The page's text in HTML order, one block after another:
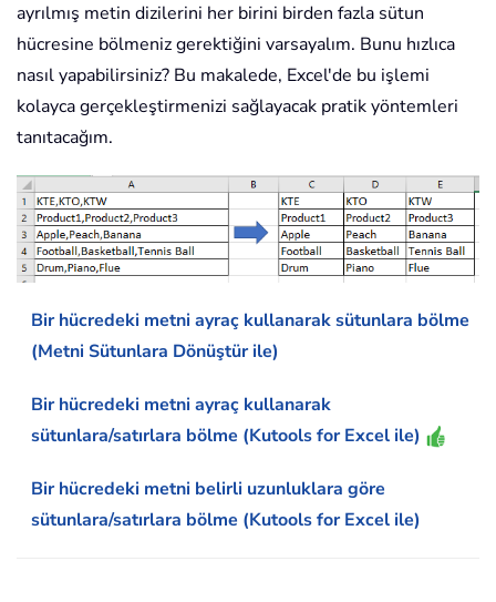
ayrılmış metin dizilerini her birini birden fazla sütun
hücresine bölmeniz gerektiğini varsayalım. Bunu hızlıca
nasıl yapabilirsiniz? Bu makalede, Excel'de bu işlemi
kolayca gerçekleştirmenizi sağlayacak pratik yöntemleri
tanıtacağım.
Bir hücredeki metni ayraç kullanarak sütunlara bölme
(Metni Sütunlara Dönüştür ile)
Bir hücredeki metni ayraç kullanarak
sütunlara/satırlara bölme (Kutools for Excel ile)
Bir hücredeki metni belirli uzunluklara göre
sütunlara/satırlara bölme (Kutools for Excel ile)